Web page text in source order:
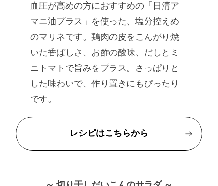
血圧が高めの方におすすめの「日清ア
マニ油プラス」を使った、塩分控えめ
のマリネです。鶏肉の皮をこんがり焼
いた香ばしさ、お酢の酸味、だしとミ
ニトマトで旨みをプラス。さっぱりと
した味わいで、作り置きにもぴったり
です。
レシピはこちらから